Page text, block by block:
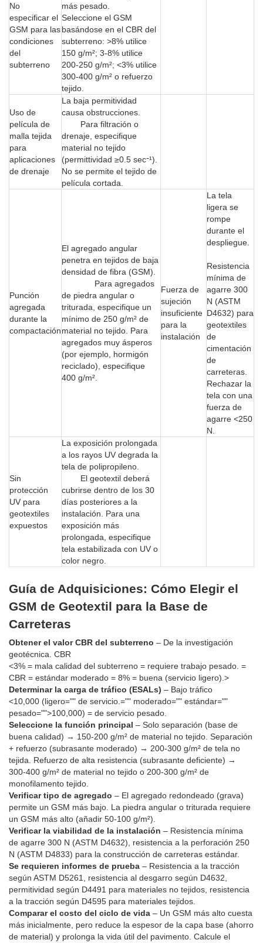
No
especificar el
GSM para las
condiciones
del
subterreno
más pesado.
Seleccione el GSM
basándose en el CBR del
subterreno: >8% utilice
150 g/m²; 3-8% utilice
200-250 g/m²; <3% utilice
300-400 g/m² o refuerzo
tejido.
Uso de
película de
malla tejida
para
aplicaciones
de drenaje
La baja permitividad
causa obstrucciones.
Para filtración o
drenaje, especifique
material no tejido
(permittividad ≥0.5 sec⁻¹).
No se permite el tejido de
película cortada.
Punción
agregada
durante la
compactación
El agregado angular
penetra en tejidos de baja
densidad de fibra (GSM).
Para agregados
de piedra angular o
triturada, especifique un
mínimo de 250 g/m² de
material no tejido. Para
agregados muy ásperos
(por ejemplo, hormigón
reciclado), especifique
400 g/m².
Fuerza de
sujeción
insuficiente
para la
instalación
La tela
ligera se
rompe
durante el
despliegue.
Resistencia
mínima de
agarre 300
N (ASTM
D4632) para
geotextiles
de
cimentación
de
carreteras.
Rechazar la
tela con una
fuerza de
agarre <250
N.
Sin
protección
UV para
geotextiles
expuestos
La exposición prolongada
a los rayos UV degrada la
tela de polipropileno.
El geotextil deberá
cubrirse dentro de los 30
días posteriores a la
instalación. Para una
exposición más
prolongada, especifique
tela estabilizada con UV o
color negro.
Guía de Adquisiciones: Cómo Elegir el
GSM de Geotextil para la Base de
Carreteras
Obtener el valor CBR del subterreno – De la investigación
geotécnica. CBR
<3% = mala calidad del subterreno = requiere trabajo pesado. =
CBR = estándar moderado = 8% = buena (servicio ligero).>
Determinar la carga de tráfico (ESALs) – Bajo tráfico
<10,000 (ligero="" de servicio.="" moderado="" estándar=""
pesado="">100,000) = de servicio pesado.
Seleccione la función principal – Solo separación (base de
buena calidad) → 150-200 g/m² de material no tejido. Separación
+ refuerzo (subrasante moderado) → 200-300 g/m² de tela no
tejida. Refuerzo de alta resistencia (subrasante deficiente) →
300-400 g/m² de material no tejido o 200-300 g/m² de
monofilamento tejido.
Verificar tipo de agregado – El agregado redondeado (grava)
permite un GSM más bajo. La piedra angular o triturada requiere
un GSM más alto (añadir 50-100 g/m²).
Verificar la viabilidad de la instalación – Resistencia mínima
de agarre 300 N (ASTM D4632), resistencia a la perforación 250
N (ASTM D4833) para la construcción de carreteras estándar.
Se requieren informes de prueba – Resistencia a la tracción
según ASTM D5261, resistencia al desgarro según D4632,
permitividad según D4491 para materiales no tejidos, resistencia
a la tracción según D4595 para materiales tejidos.
Comparar el costo del ciclo de vida – Un GSM más alto cuesta
más inicialmente, pero reduce la espesor de la capa base (ahorro
de material) y prolonga la vida útil del pavimento. Calcule el